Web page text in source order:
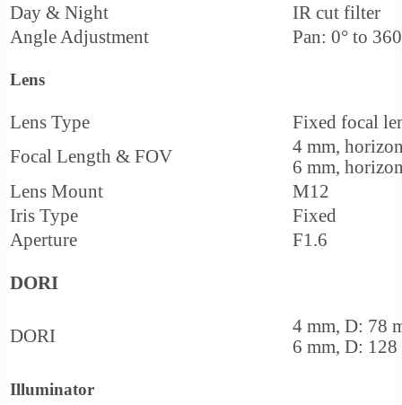
Day & Night
IR cut filter
Angle Adjustment
Pan: 0° to
Lens
Lens Type
Fixed focal
Focal Length & FOV
4 mm,
6 mm,
Lens Mount
M12
Iris Type
Fixed
Aperture
F1.6
DORI
DORI
4 mm, D: 78
6 mm, D:
Illuminator